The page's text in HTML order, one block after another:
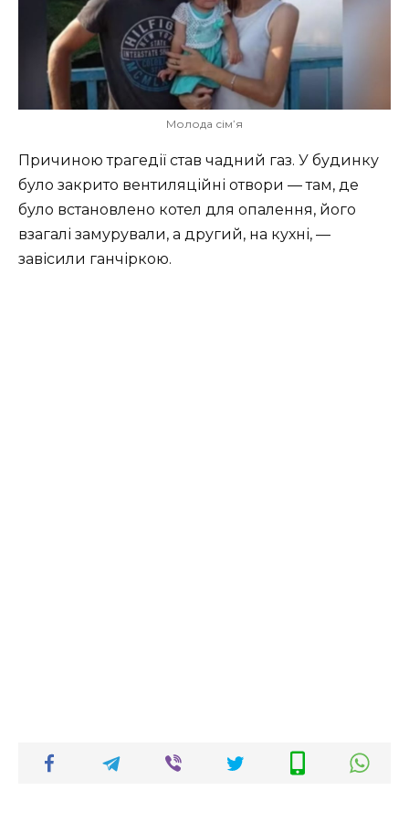
Молода сім’я
Причиною трагедії став чадний газ. У будинку
було закрито вентиляційні отвори — там, де
було встановлено котел для опалення, його
взагалі замурували, а другий, на кухні, —
завісили ганчіркою.